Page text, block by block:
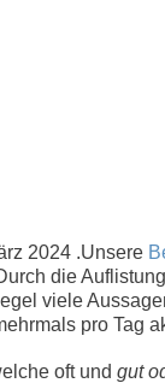
2024 .Unsere
die
viele
pro Tag
oft und gut